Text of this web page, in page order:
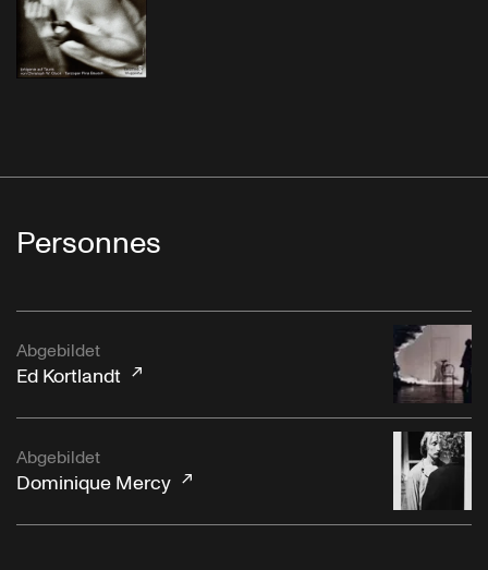
Personnes
Abgebildet
Ed Kortlandt
Abgebildet
Dominique Mercy